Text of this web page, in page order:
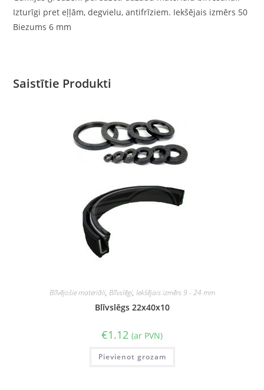
Izturīgi pret eļļām, degvielu, antifrīziem. Iekšējais izmērs 50
Biezums 6 mm
Saistītie Produkti
Blīvējošie materiāli, Blīvslēgi, Iekšējais izmērs 9 - 24 mm
Blīvslēgs 22x40x10
€1.12 (ar PVN)
Pievienot grozam